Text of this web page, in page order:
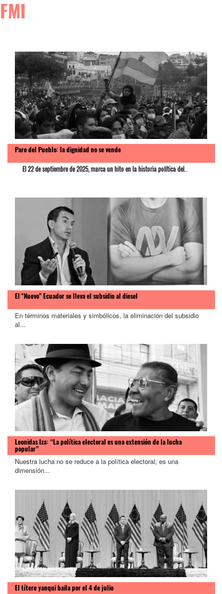
FMI
Paro del Pueblo: la dignidad no se vende
El 22 de septiembre de 2025, marca un hito en la historia política del
El "Nuevo" Ecuador se lleva el subsidio al diesel
En términos materiales y simbólicos, la eliminación del subsidio
al...
Leonidas Iza: “La política electoral es una extensión de la lucha
popular”
Nuestra lucha no se reduce a la política electoral; es una
dimensión...
El títere yanqui baila por el 4 de julio